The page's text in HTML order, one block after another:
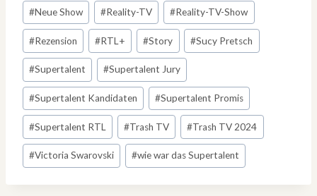
#Neue Show #Reality-TV #Reality-TV-Show
#Rezension #RTL+ #Story #Sucy Pretsch
#Supertalent #Supertalent Jury
#Supertalent Kandidaten #Supertalent Promis
#Supertalent RTL #Trash TV #Trash TV 2024
#Victoria Swarovski #wie war das Supertalent